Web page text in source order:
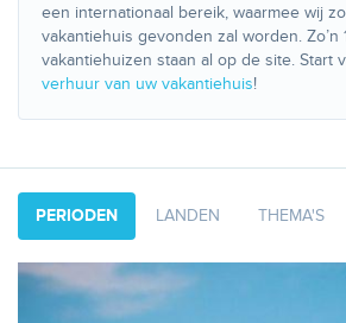
een internationaal bereik, waarmee wij
vakantiehuis gevonden zal worden. Zo’n
vakantiehuizen staan al op de site. Start
verhuur van uw vakantiehuis!
PERIODEN LANDEN THEMA'S